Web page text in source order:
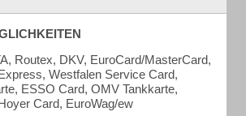
Routex, DKV, EuroCard/MasterCard,
Westfalen Service Card,
ESSO Card, OMV Tankkarte,
Card, EuroWag/ew